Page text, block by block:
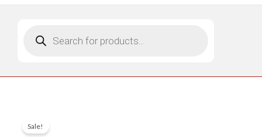
Sale!
Încărcător